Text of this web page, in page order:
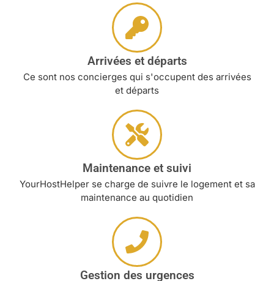
Arrivées et départs
Ce sont nos concierges qui s'occupent des arrivées
et départs
Maintenance et suivi
YourHostHelper se charge de suivre le logement et sa
maintenance au quotidien
Gestion des urgences